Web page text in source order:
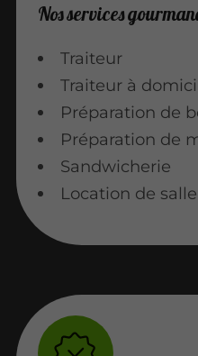
Nos services
Traiteur
Traiteur à
Préparation de
Préparation de
Sandwicherie
Location de